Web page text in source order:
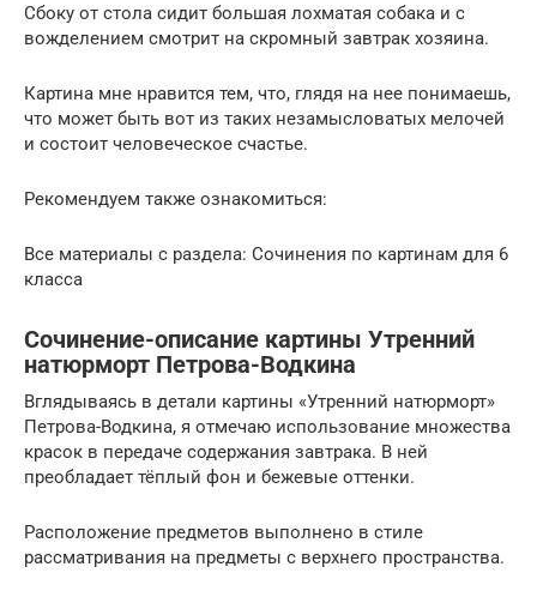
Сбоку от стола сидит большая лохматая собака и с
вожделением смотрит на скромный завтрак хозяина.
Картина мне нравится тем, что, глядя на нее понимаешь,
что может быть вот из таких незамысловатых мелочей
и состоит человеческое счастье.
Рекомендуем также ознакомиться:
Все материалы с раздела: Сочинения по картинам для 6
класса
Сочинение-описание картины Утренний
натюрморт Петрова-Водкина
Вглядываясь в детали картины «Утренний натюрморт»
Петрова-Водкина, я отмечаю использование множества
красок в передаче содержания завтрака. В ней
преобладает тёплый фон и бежевые оттенки.
Расположение предметов выполнено в стиле
рассматривания на предметы с верхнего пространства.